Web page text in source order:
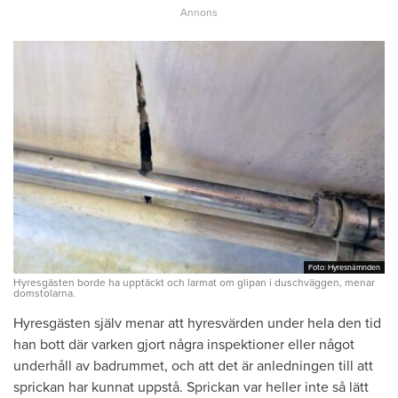
Foto: Hyresnämnden
Foto: Hyresnämnden
Hyresgästen borde ha upptäckt och larmat om glipan i duschväggen, menar
domstolarna.
Hyresgästen själv menar att hyresvärden under hela den tid
han bott där varken gjort några inspektioner eller något
underhåll av badrummet, och att det är anledningen till att
sprickan har kunnat uppstå. Sprickan var heller inte så lätt